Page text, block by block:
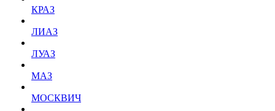
КРАЗ
ЛИАЗ
ЛУАЗ
МАЗ
МОСКВИЧ